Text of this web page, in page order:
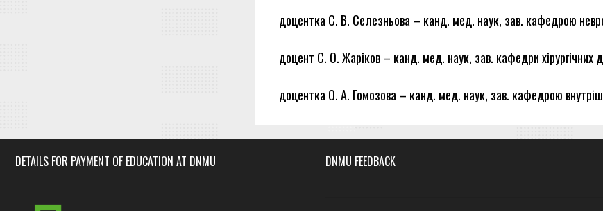
доцентка С. В. Селезньова – канд. мед. наук, зав. кафедрою
доцент С. О. Жаріков – канд. мед. наук, зав. кафедри хірургічних
доцентка О. А. Гомозова – канд. мед. наук, зав. кафедрою
DETAILS FOR PAYMENT OF EDUCATION AT DNMU DNMU FEEDBACK